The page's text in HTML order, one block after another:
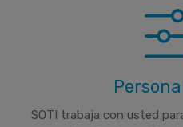
SOTI trabaja con usted